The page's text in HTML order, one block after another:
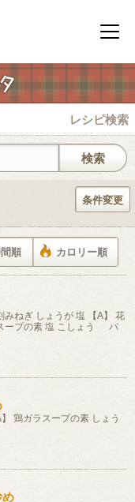
メニ
レシピ検索
条件変更
順 カロリー順
みねぎ しょうが 塩 【A】 花
ープの素 塩 こしょう パ
鶏ガラスープの素 しょう
め